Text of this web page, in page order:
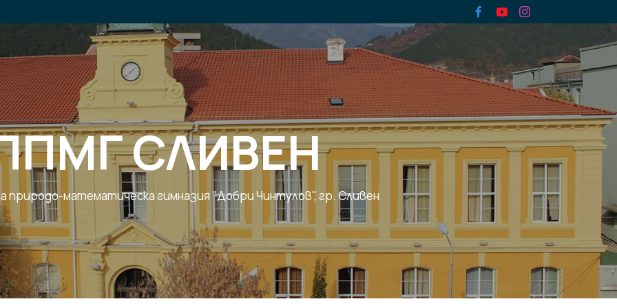
СЛИВЕН
природо-математическа гимназия "Добри Чинтулов", гр. Сливен